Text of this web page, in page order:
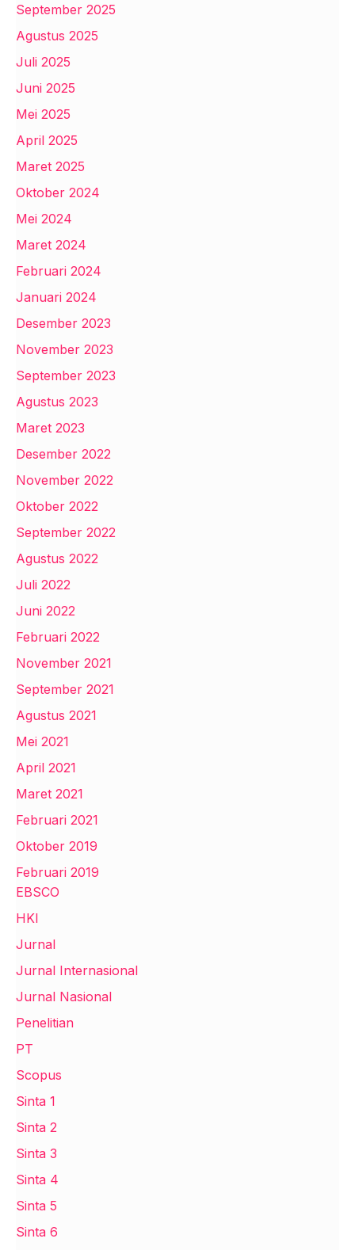
September 2025
Agustus 2025
Juli 2025
Juni 2025
Mei 2025
April 2025
Maret 2025
Oktober 2024
Mei 2024
Maret 2024
Februari 2024
Januari 2024
Desember 2023
November 2023
September 2023
Agustus 2023
Maret 2023
Desember 2022
November 2022
Oktober 2022
September 2022
Agustus 2022
Juli 2022
Juni 2022
Februari 2022
November 2021
September 2021
Agustus 2021
Mei 2021
April 2021
Maret 2021
Februari 2021
Oktober 2019
Februari 2019
EBSCO
HKI
Jurnal
Jurnal Internasional
Jurnal Nasional
Penelitian
PT
Scopus
Sinta 1
Sinta 2
Sinta 3
Sinta 4
Sinta 5
Sinta 6